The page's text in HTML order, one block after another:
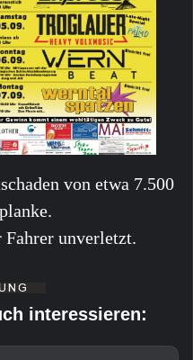
von etwa 7.500
unverletzt.
interessieren: